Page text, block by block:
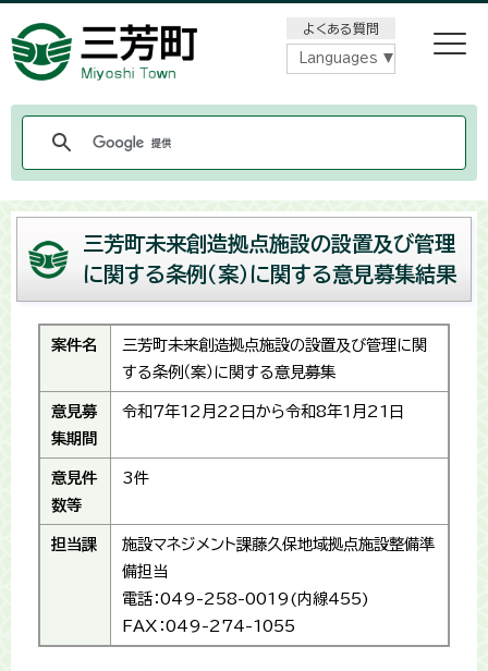
よくある質問
Languages
三芳町未来創造拠点施設の設置及び管理
に関する条例（案）に関する意見募集結果
案件名
三芳町未来創造拠点施設の設置及び管理に関
する条例（案）に関する意見募集
意見募
集期間
令和7年12月22日から令和8年1月21日
意見件
数等
3件
担当課
施設マネジメント課藤久保地域拠点施設整備準
備担当
電話：049-258-0019(内線455)
FAX：049-274-1055